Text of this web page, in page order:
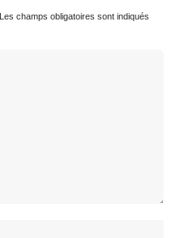
Les champs obligatoires sont indiqués